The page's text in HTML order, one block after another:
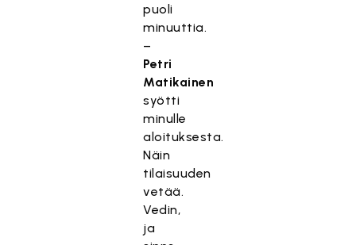
puoli
minuuttia.
–
Petri
Matikainen
syötti
minulle
aloituksesta.
Näin
tilaisuuden
vetää.
Vedin,
ja